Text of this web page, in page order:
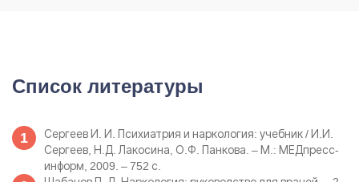
Список литературы
Сергеев И. И. Психиатрия и наркология: учебник / И.И.
Сергеев, Н.Д. Лакосина, О.Ф. Панкова. – М.: МЕДпресс-
информ, 2009. – 752 с.